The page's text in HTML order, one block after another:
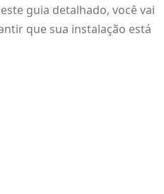
guia detalhado, você vai
que sua instalação está